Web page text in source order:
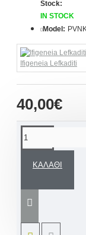
40,00€
Stock:
IN STOCK
Model:
Ifigeneia Lefkaditi
ΚΑΛΆΘΙ
λάμψη από
ΣΕΤ